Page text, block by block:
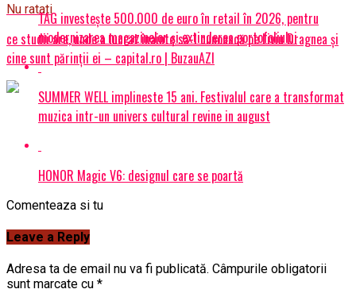
Nu ratati
ce studii are, unde a lucrat înainte să-l cunoască pe Liviu Dragnea și
cine sunt părinții ei – capital.ro | BuzauAZI
TAG investește 500.000 de euro în retail în 2026, pentru
modernizarea magazinelor și extinderea portofoliului
SUMMER WELL implineste 15 ani. Festivalul care a transformat
muzica intr-un univers cultural revine in august
HONOR Magic V6: designul care se poartă
Comenteaza si tu
Leave a Reply
Adresa ta de email nu va fi publicată. Câmpurile obligatorii
sunt marcate cu *